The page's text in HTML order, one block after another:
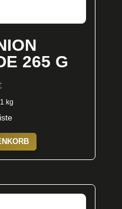
265 G
kg